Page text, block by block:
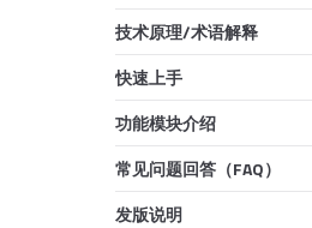
技术原理/术语解释
快速上手
功能模块介绍
常见问题回答（FAQ）
发版说明